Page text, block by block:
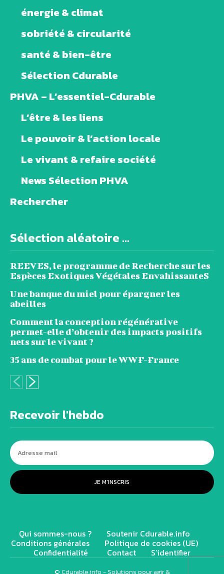
énergie & climat
sobriété & circularité
santé & bien-être
Sélection Cdurable
PHVA – L’essentiel-Cdurable
L’être & les liens
Le pouvoir & l’action locale
Le vivant & refaire société
News Sélection PHVA
Rechercher
Sélection aléatoire ...
REEVES, le programme de Recherche sur les
Espèces Exotiques Végétales EnvahissanteS
Une banque du miel pour épargner les
abeilles
Comment la conception régénérative
permet-elle d’obtenir des impacts positifs
nets sur le vivant ?
35 ans de combat pour le WWF-France
Recevoir l'hebdo
JE M'INSCRIS
Qui sommes-nous ? Soutenir Cdurable.info
Conditions générales Politique de cookies (UE)
Confidentialité Contact S’identifier
© Cdurable.info - Solutions pour agir &